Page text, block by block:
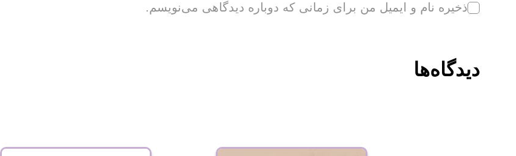
ذخیره نام و ایمیل من برای زمانی که دوباره دیدگاهی می‌نویسم.
دیدگاه‌ها